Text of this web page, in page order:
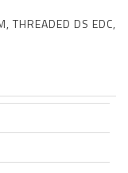
THREADED DS EDC,